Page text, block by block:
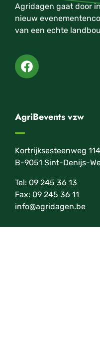
Agridagen gaat door
nieuw
van een echte
AgriBevents vzw
Kortrijksesteenweg
B-9051 Sint-Denijs-
Tel: 09 245 36 13
Fax: 09 245 36 11
info@agridagen.be